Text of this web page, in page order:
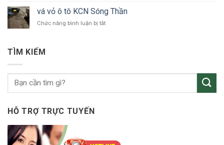
Bắc
Tân
Uyên
ô
tô
vá vỏ ô tô KCN Sóng Thần
Chức năng bình luận bị tắtở
Sóng
TÌM KIẾM
HỖ TRỢ TRỰC TUYẾN